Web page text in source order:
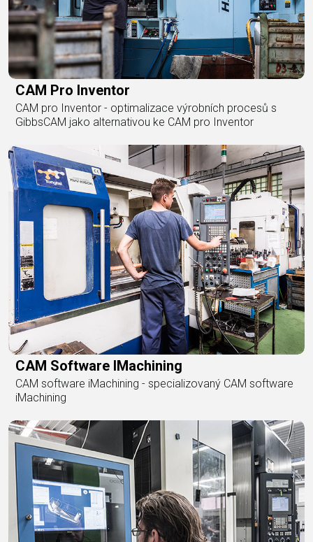
CAM Pro Inventor
CAM pro Inventor - optimalizace výrobních procesů s
GibbsCAM jako alternativou ke CAM pro Inventor
CAM Software IMachining
CAM software iMachining - specializovaný CAM software
iMachining